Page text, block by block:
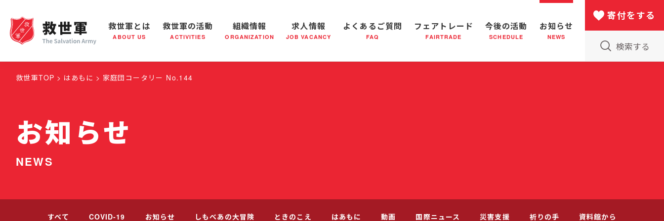
救世軍とは
ABOUT US
救世軍とは 世界が抱えている社会問題 救世軍の成り立ち 軍隊形式について 私たちの目指す未来 小隊(教会)のはたらき 日本における救世軍の130年
救世軍の活動
ACTIVITIES
救世軍の活動 社会鍋 社会鍋物語 音楽活動 救世軍ブラスバンドのCD バザー 災害支援
組織情報
ORGANIZATION
組織概要 全国の小隊(教会)等について 医療・社会福祉事業 出版物のご案内
求人情報
JOB VACANCY
よくあるご質問
FAQ
フェアトレード
FAIRTRADE
今後の活動
SCHEDULE
お知らせ
NEWS
検索する
寄付をする
救世軍TOP はあもに 家庭団コータリー No.144
お知らせ
NEWS
すべて COVID-19 お知らせ しもべあの大冒険 ときのこえ はあもに 動画 国際ニュース 災害支援 祈りの手 資料館から